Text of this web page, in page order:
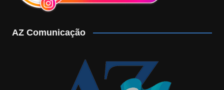
AZ Comunicação